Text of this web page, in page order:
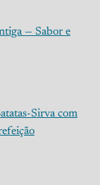
— Sabor e
Sirva com